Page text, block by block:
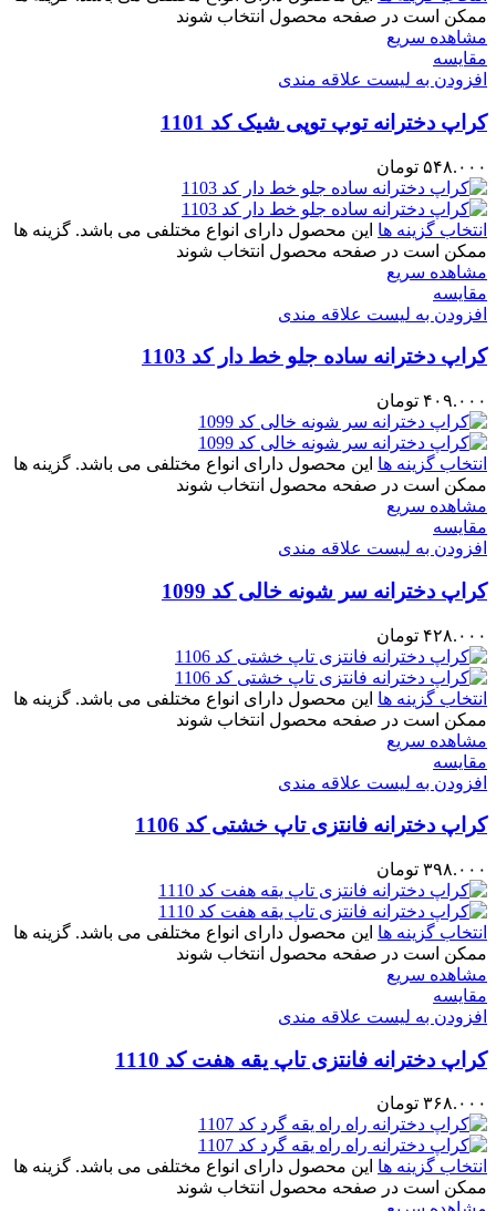
ممکن است در صفحه محصول انتخاب شوند
مشاهده سریع
مقایسه
افزودن به لیست علاقه مندی
کراپ دخترانه توپ توپی شیک کد 1101
۵۴۸.۰۰۰ تومان
انتخاب گزینه ها این محصول دارای انواع مختلفی می باشد. گزینه ها
ممکن است در صفحه محصول انتخاب شوند
مشاهده سریع
مقایسه
افزودن به لیست علاقه مندی
کراپ دخترانه ساده جلو خط دار کد 1103
۴۰۹.۰۰۰ تومان
انتخاب گزینه ها این محصول دارای انواع مختلفی می باشد. گزینه ها
ممکن است در صفحه محصول انتخاب شوند
مشاهده سریع
مقایسه
افزودن به لیست علاقه مندی
کراپ دخترانه سر شونه خالی کد 1099
۴۲۸.۰۰۰ تومان
انتخاب گزینه ها این محصول دارای انواع مختلفی می باشد. گزینه ها
ممکن است در صفحه محصول انتخاب شوند
مشاهده سریع
مقایسه
افزودن به لیست علاقه مندی
کراپ دخترانه فانتزی تاپ خشتی کد 1106
۳۹۸.۰۰۰ تومان
انتخاب گزینه ها این محصول دارای انواع مختلفی می باشد. گزینه ها
ممکن است در صفحه محصول انتخاب شوند
مشاهده سریع
مقایسه
افزودن به لیست علاقه مندی
کراپ دخترانه فانتزی تاپ یقه هفت کد 1110
۳۶۸.۰۰۰ تومان
انتخاب گزینه ها این محصول دارای انواع مختلفی می باشد. گزینه ها
ممکن است در صفحه محصول انتخاب شوند